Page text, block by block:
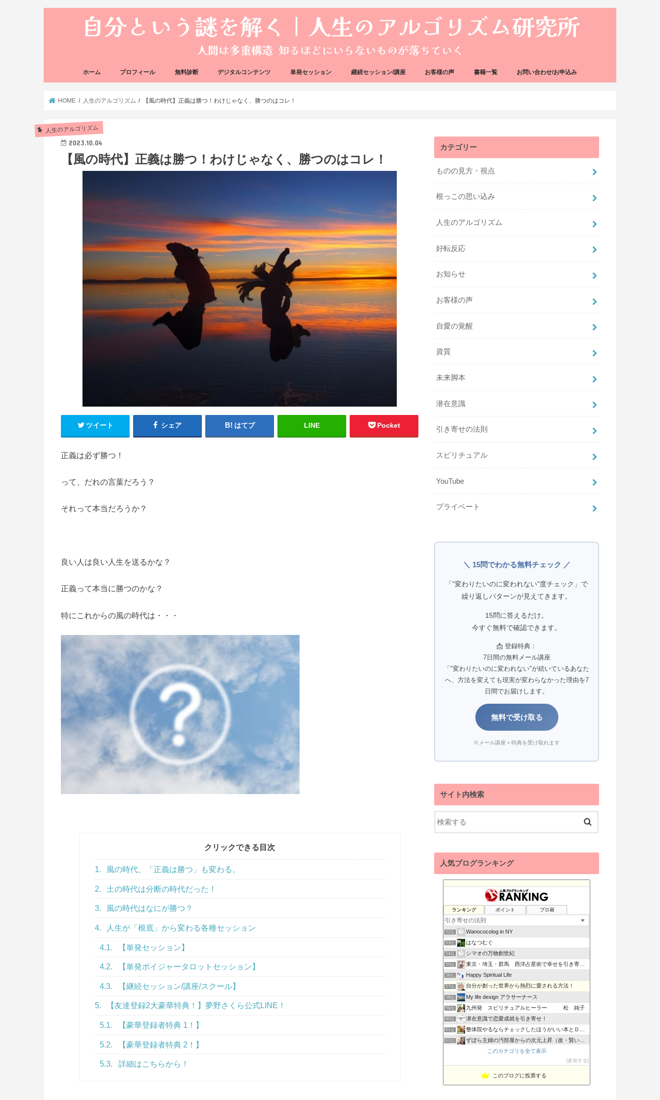
ホーム プロフィール 無料診断 デジタルコンテンツ 単発セッション 継続セッション/講座 お客様の声 書籍一覧 お問い合わせ/お申込み
HOME 人生のアルゴリズム 【風の時代】正義は勝つ！わけじゃなく、勝つのはコレ！
人生のアルゴリズム
2023.10.04
【風の時代】正義は勝つ！わけじゃなく、勝つのはコレ！
ツイート シェア はてブ LINE Pocket
正義は必ず勝つ！
って、だれの言葉だろう？
それって本当だろうか？
良い人は良い人生を送るかな？
正義って本当に勝つのかな？
特にこれからの風の時代は・・・
クリックできる目次
1. 風の時代、「正義は勝つ」も変わる。
2. 土の時代は分断の時代だった！
3. 風の時代はなにが勝つ？
4. 人生が「根底」から変わる各種セッション
4.1. 【単発セッション】
4.2. 【単発ボイジャータロットセッション】
4.3. 【継続セッション/講座/スクール】
5. 【友達登録2大豪華特典！】夢野さくら公式LINE！
5.1. 【豪華登録者特典 1！】
5.2. 【豪華登録者特典 2！】
5.3. 詳細はこちらから！
カテゴリー
ものの見方・視点
根っこの思い込み
人生のアルゴリズム
好転反応
お知らせ
お客様の声
自愛の覚醒
資質
未来脚本
潜在意識
引き寄せの法則
スピリチュアル
YouTube
プライベート
＼ 15問でわかる無料チェック ／
「"変わりたいのに変われない"度チェック」で
繰り返しパターンが見えてきます。
15問に答えるだけ。
今すぐ無料で確認できます。
📩 登録特典：
7日間の無料メール講座
「"変わりたいのに変われない"が続いているあなた
へ、方法を変えても現実が変わらなかった理由を7
日間でお届けします。
無料で受け取る
※メール講座＋特典を受け取れます
サイト内検索
人気ブログランキング
ランキング ポイント ブロ画
50位 Joy
51位 うりずんのうた〜Road to Okinawa
52位 Wanococolog in NY
53位 はなつむぐ
54位 シマオの万物創世紀
55位 東京・埼玉・群馬 西洋占星術で幸せを引き寄せる 〜星空ジプシ
56位 Happy Spiritual Life
57位 自分が創った世界から熱烈に愛される方法！
58位 My life design アラサーナース
59位 九州発 スピリチュアルヒーラー 松 純子
60位 潜在意識で恋愛成就を引き寄せ！
61位 整体院やるならチェックしたほうがいい本とＤＶＤ
62位 ずぼら主婦の汚部屋からの次元上昇（改・賢い楽しい節約術）
マンガ欲深主婦の引き寄せリポート
このカテゴリを全て表示
参加する
このブログに投票する